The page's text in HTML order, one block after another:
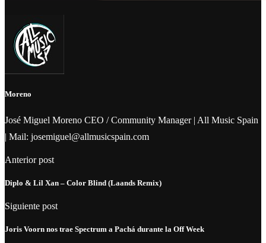
Moreno
José Miguel Moreno CEO / Community Manager | All Music Spain
| Mail: josemiguel@allmusicspain.com
Anterior post
Diplo & Lil Xan – Color Blind (Laands Remix)
Siguiente post
Joris Voorn nos trae Spectrum a Pachá durante la Off Week